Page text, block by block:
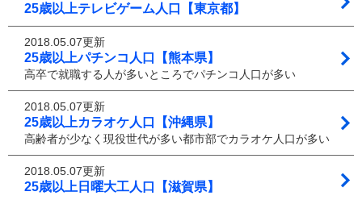
25歳以上テレビゲーム人口【東京都】
2018.05.07更新
25歳以上パチンコ人口【熊本県】
高卒で就職する人が多いところでパチンコ人口が多い
2018.05.07更新
25歳以上カラオケ人口【沖縄県】
高齢者が少なく現役世代が多い都市部でカラオケ人口が多い
2018.05.07更新
25歳以上日曜大工人口【滋賀県】